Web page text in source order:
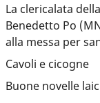
La clericalata
Benedetto Po
alla messa per
Cavoli e cicogne
Buone novelle